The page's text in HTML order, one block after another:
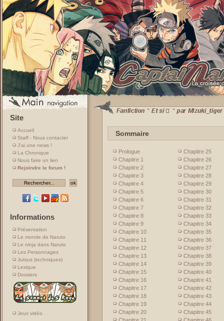
Site
Accueil
Staff - Nous contacter
J'ai une news !
La Chronique
Nous faire un lien
Rejoindre le forum !
Informations
Présentation
Le monde de Naruto
Le ninja dans Naruto
Les Personnages
Jutsus (techniques)
Lexique
Dossiers
Jeux vidéo
Sommaire
Prologue
Chapitre 1
Chapitre 2
Chapitre 3
Chapitre 4
Chapitre 5
Chapitre 6
Chapitre 7
Chapitre 8
Chapitre 9
Chapitre 10
Chapitre 11
Chapitre 12
Chapitre 13
Chapitre 14
Chapitre 15
Chapitre 16
Chapitre 17
Chapitre 18
Chapitre 19
Chapitre 20
Chapitre 25
Chapitre 26
Chapitre 27
Chapitre 28
Chapitre 29
Chapitre 30
Chapitre 31
Chapitre 32
Chapitre 33
Chapitre 34
Chapitre 35
Chapitre 36
Chapitre 37
Chapitre 38
Chapitre 39
Chapitre 40
Chapitre 41
Chapitre 42
Chapitre 43
Chapitre 44
Chapitre 45